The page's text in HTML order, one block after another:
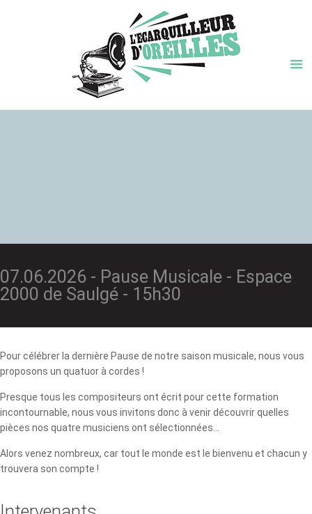
07.06.2026 - Pause Musicale - Espace
2000 de Saulgé - 15h30
Pour célébrer la dernière Pause de notre saison musicale, nous vous
proposons un quatuor à cordes !
Presque tous les compositeurs ont écrit pour cette formation
incontournable, nous vous invitons donc à venir découvrir quelles
pièces nos quatre musiciens ont sélectionnées...
Alors venez nombreux, car tout le monde est le bienvenu et chacun y
trouvera son compte !